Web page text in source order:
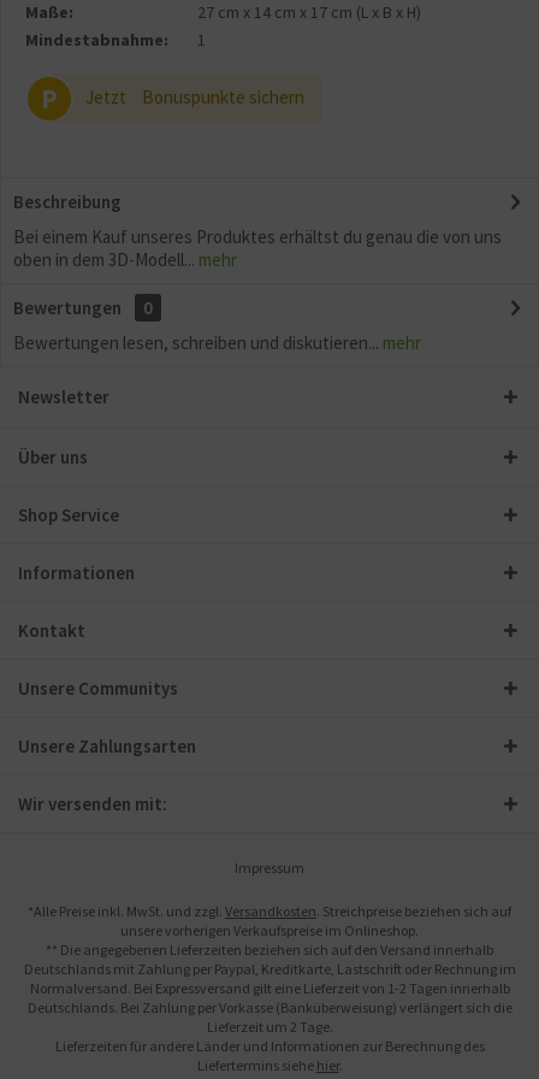
Maße:
27 cm x 14 cm x 17 cm (L x B x H)
Mindestabnahme:
1
P Jetzt Bonuspunkte sichern
Beschreibung
Bei einem Kauf unseres Produktes erhältst du genau die von uns
oben in dem 3D-Modell... mehr
Bewertungen
0
Bewertungen lesen, schreiben und diskutieren... mehr
Newsletter
Über uns
Shop Service
Informationen
Kontakt
Unsere Communitys
Unsere Zahlungsarten
Wir versenden mit:
Impressum
*Alle Preise inkl. MwSt. und zzgl. Versandkosten. Streichpreise beziehen sich auf
unsere vorherigen Verkaufspreise im Onlineshop.
** Die angegebenen Lieferzeiten beziehen sich auf den Versand innerhalb
Deutschlands mit Zahlung per Paypal, Kreditkarte, Lastschrift oder Rechnung im
Normalversand. Bei Expressversand gilt eine Lieferzeit von 1-2 Tagen innerhalb
Deutschlands. Bei Zahlung per Vorkasse (Banküberweisung) verlängert sich die
Lieferzeit um 2 Tage.
Lieferzeiten für andere Länder und Informationen zur Berechnung des
Liefertermins siehe hier.